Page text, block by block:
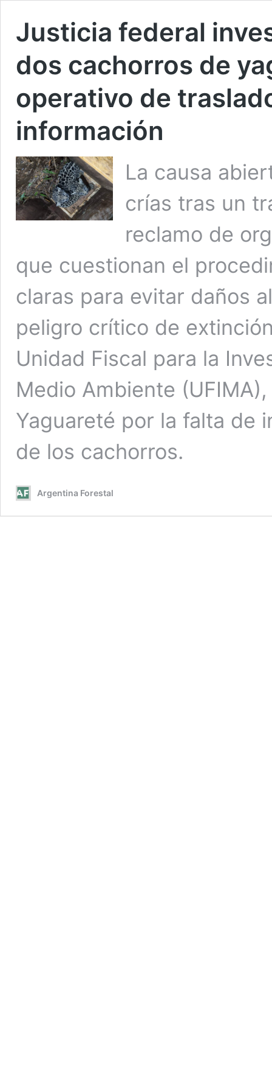
Justicia federal
dos cachorros de
operativo de
información
La causa
crías tras un
reclamo de
que cuestionan el
claras para evitar daños
peligro crítico de
Unidad Fiscal para la
Medio Ambiente
Yaguareté por la falta de
de los cachorros.
Argentina Forestal